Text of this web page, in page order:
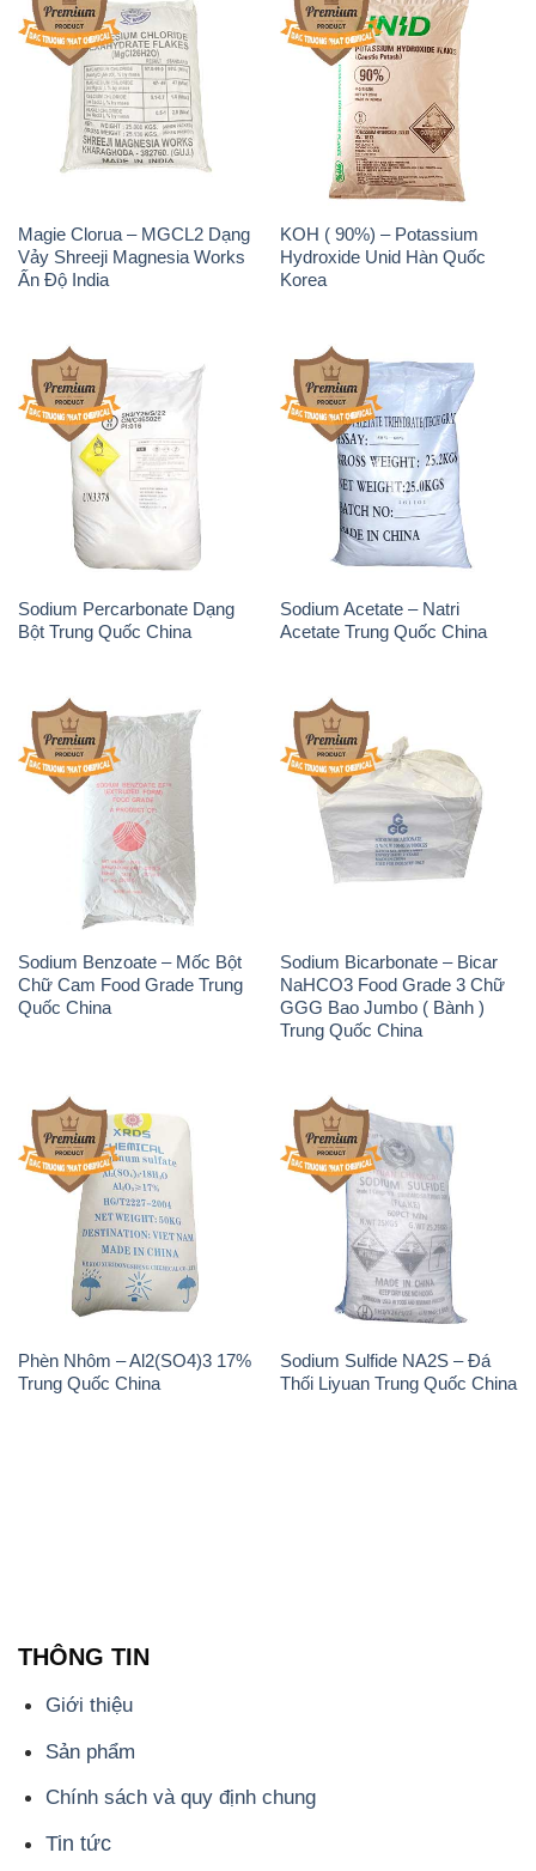
Magie Clorua – MGCL2 Dạng
Vảy Shreeji Magnesia Works
Ấn Độ India
KOH ( 90%) – Potassium
Hydroxide Unid Hàn Quốc
Korea
Sodium Percarbonate Dạng
Bột Trung Quốc China
Sodium Acetate – Natri
Acetate Trung Quốc China
Sodium Benzoate – Mốc Bột
Chữ Cam Food Grade Trung
Quốc China
Sodium Bicarbonate – Bicar
NaHCO3 Food Grade 3 Chữ
GGG Bao Jumbo ( Bành )
Trung Quốc China
Phèn Nhôm – Al2(SO4)3 17%
Trung Quốc China
Sodium Sulfide NA2S – Đá
Thối Liyuan Trung Quốc China
THÔNG TIN
Giới thiệu
Sản phẩm
Chính sách và quy định chung
Tin tức